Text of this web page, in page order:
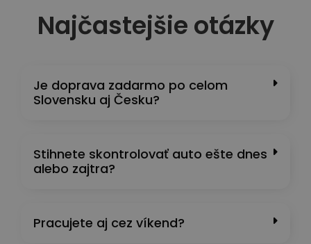
Najčastejšie otázky
Je doprava zadarmo po celom
Slovensku aj Česku?
Stihnete skontrolovať auto ešte dnes
alebo zajtra?
Pracujete aj cez víkend?